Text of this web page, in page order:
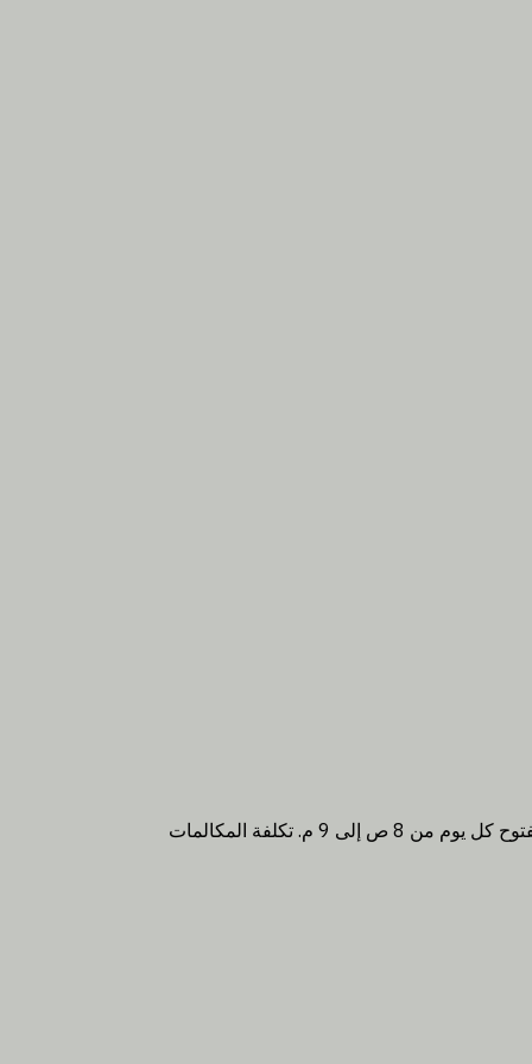
*في حالة وجود أسئلة فنية تتعلق بعملية الحجز، اتصل فقط على الرقم +49 (0)1806 – 99 66 44. الخط الساخن الفني مفتوح كل يوم من 8 ص إلى 9 م. تكلفة المكالمات